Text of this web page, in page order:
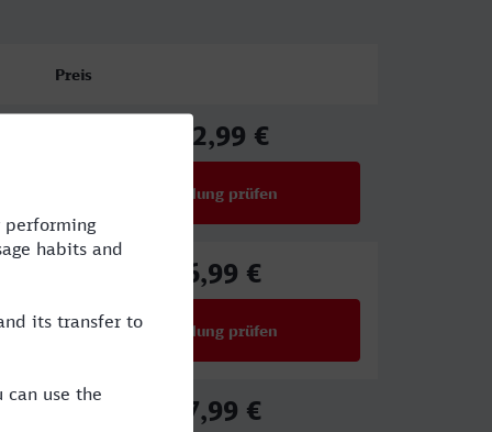
Preis
112,99 €
Verbindung prüfen
86,99 €
Verbindung prüfen
27,99 €